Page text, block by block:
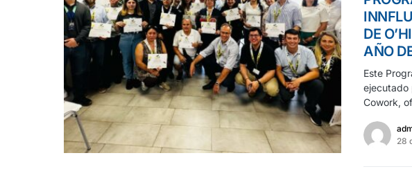
DE
AÑO
Este
ejecutado
Cowork,
28